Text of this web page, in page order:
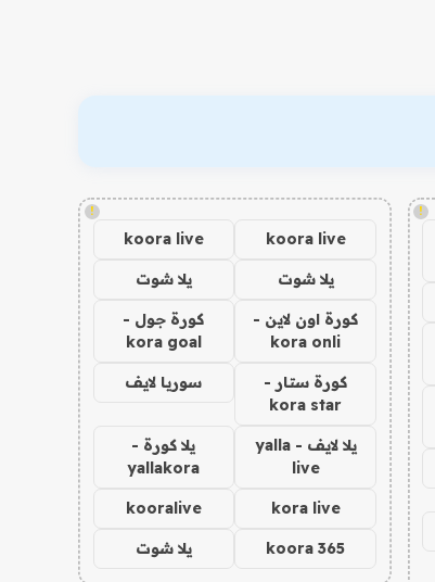
!
!
koora live
koora live
يلا شوت يلا شوت
كورة اون لاين -
kora onli
كورة جول -
kora goal
كورة ستار -
kora star
سوريا لايف
يلا لايف - yalla
live
يلا كورة -
yallakora
kora live
kooralive
koora 365 يلا شوت